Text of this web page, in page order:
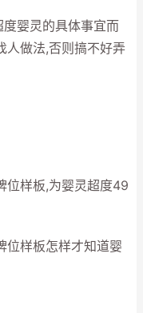
婴灵的具体事宜而
人做法,否则搞不好弄
样板,为婴灵超度49
样板怎样才知道婴